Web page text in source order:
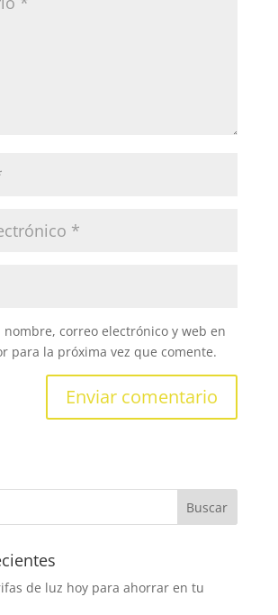
nombre, correo electrónico y web en
para la próxima vez que comente.
de luz hoy para ahorrar en tu